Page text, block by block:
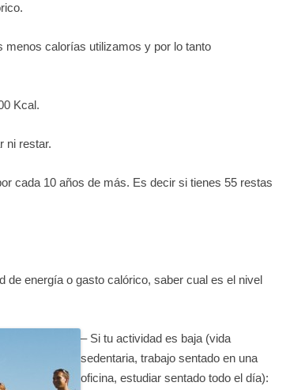
calorías utilizamos y por lo tanto
Kcal.
ni restar.
cada 10 años de más. Es decir si tienes 55 restas
de energía o gasto calórico, saber cual es el nivel
– Si tu actividad es baja (vida
sedentaria, trabajo sentado en una
oficina, estudiar sentado todo el día):